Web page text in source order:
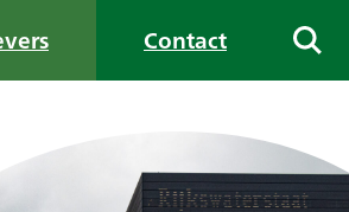
Contact